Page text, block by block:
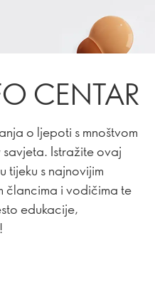
CENTAR
o ljepoti s mnoštvom
Istražite ovaj
tijeku s najnovijim
člancima i vodičima te
edukacije,